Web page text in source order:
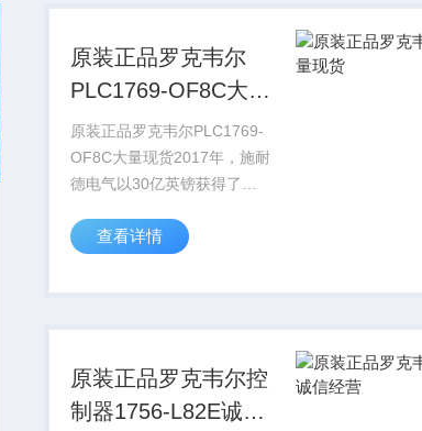
原装正品罗克韦尔
PLC1769-OF8C大量
现货
原装正品罗克韦尔PLC1769-
OF8C大量现货2017年，施耐
德电气以30亿英镑获得了
2022年9月，施耐德电气对
要约，该计划对AVEVA的...
查看详情
原装正品罗克韦尔控
制器1756-L82E诚信